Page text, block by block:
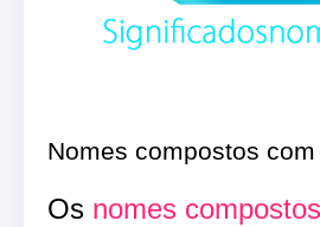
Nomes compostos
Os nomes compostos